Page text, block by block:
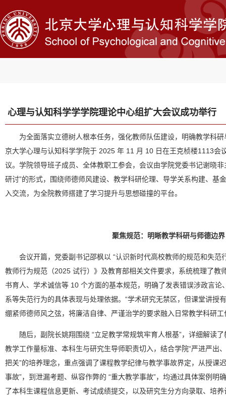
心理与认知科学学学院理论中心组扩大会议成功举行
为全面落实立德树人根本任务，强化教师队伍建设，明确教学科
京大学心理与认知科学学院于 2025 年 11 月 10 日在王克桢楼1113会
议。学院领导班子成员、全体教职工参会，会议由学院党委书记谢晓
研讨”的形式，围绕师德师风建设、教学科研伦理、导学关系构建、基
入交流，为全院教师搭建了学习提升与思想碰撞的平台。
聚焦规范：明晰教学科研与师德边界
会议开篇，党委副书记邵枫以 “认识新时代高校教师的规范和失范
教师行为规范（2025 试行）》及教育部相关文件要求，系统梳理了教
书育人、学术诚信等 10 个方面的基本规范，明确了发表错误涉政言论
系等失范行为的具体表现与处理依据。“学术研究无禁区，但课堂讲授
绷紧师德师风之弦，将廉洁自律、严谨治学的要求融入日常教学科研工
随后，副院长姚翔围绕 “立足教学常规筑牢育人根基”，详细解读
教学工作量标准、本科生与研究生导师职责切入，结合学院“严进严出
把关”的培养理念，重点强调了课程教学纪律与教学事故界定，从授课
事故”，到泄漏考题、纵容作弊的 “重大教学事故”，均通过具体案例明
了本科生课程信息更新、考试成绩提交，以及研究生分方向录取、培